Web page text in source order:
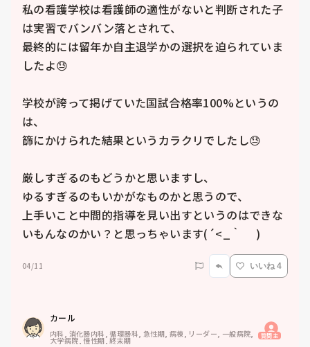
私の看護学校は看護師の適性がないと判断された子
は実習でバンバン落とされて、
最終的には留年か自主退学かの選択を迫られていま
したよ😓
学校が誇って掲げていた国試合格率100%というの
は、
篩にかけられた結果というカラクリでしたし😓
厳しすぎるのもどうかと思いますし、
ゆるすぎるのもいかがなものかと思うので、
上手いこと中間的指導を見い出すというのはできな
いもんなのかい？と思っちゃいます(´<_｀ 　)
04/11 いいね 4
カール
内科, 消化器内科, 循環器科, 急性期, 病棟, リーダー, 一般病院,
大学病院, 慢性期, 終末期 質問主